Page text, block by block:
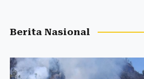
Berita Nasional